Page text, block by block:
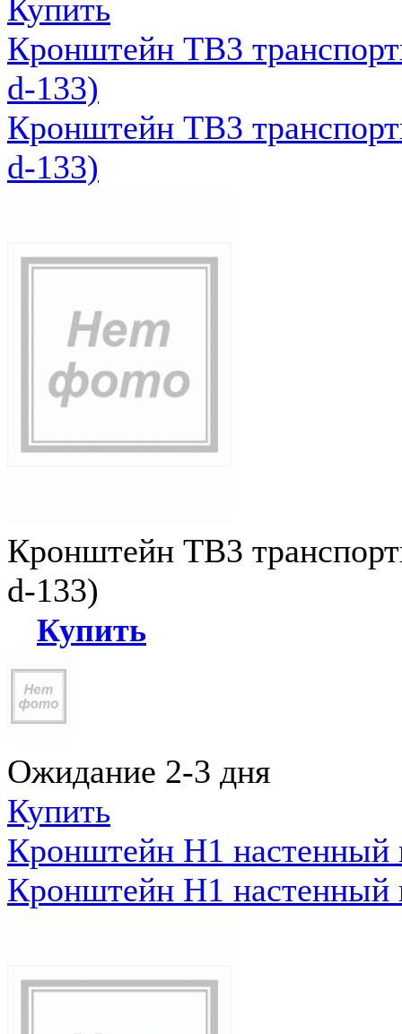
Купить
Кронштейн ТВ3
d-133)
Кронштейн ТВ3
d-133)
Кронштейн ТВ3
d-133)
Купить
Ожидание 2-3 дня
Купить
Кронштейн Н1
Кронштейн Н1